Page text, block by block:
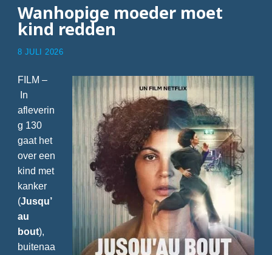
Wanhopige moeder moet
kind redden
8 JULI 2026
FILM –
In
afleverin
g 130
gaat het
over een
kind met
kanker
(Jusqu’
au
bout),
buitenaa